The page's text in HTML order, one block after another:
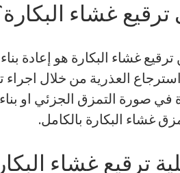
ترقيع غشاء
غشاء البكارة هو إعادة
العذرية من خلال
في صورة التمزق الجزئي او
غشاء البكارة بالكامل.
ترقيع غشاء